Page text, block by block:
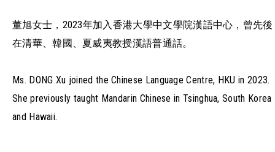
董旭女士，2023年加入香港大學中文學院漢語中心，曾先後
在清華、韓國、夏威夷教授漢語普通話。
Ms. DONG Xu joined the Chinese Language Centre, HKU in 2023.
She previously taught Mandarin Chinese in Tsinghua, South Korea
and Hawaii.